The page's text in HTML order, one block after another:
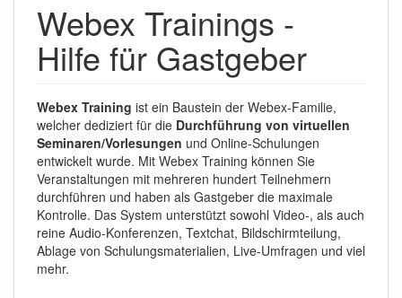
Webex Trainings -
Hilfe für Gastgeber
Webex Training ist ein Baustein der Webex-Familie,
welcher dediziert für die Durchführung von virtuellen
Seminaren/Vorlesungen und Online-Schulungen
entwickelt wurde. Mit Webex Training können Sie
Veranstaltungen mit mehreren hundert Teilnehmern
durchführen und haben als Gastgeber die maximale
Kontrolle. Das System unterstützt sowohl Video-, als auch
reine Audio-Konferenzen, Textchat, Bildschirmteilung,
Ablage von Schulungsmaterialien, Live-Umfragen und viel
mehr.